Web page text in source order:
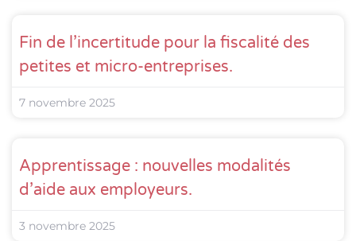
Fin de l’incertitude pour la fiscalité des
petites et micro-entreprises.
7 novembre 2025
Apprentissage : nouvelles modalités
d’aide aux employeurs.
3 novembre 2025